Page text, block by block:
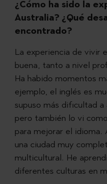
¿Cómo ha sido la
Australia? ¿Qué
encontrado?
La experiencia de vivir
buena, tanto a nivel
Ha habido momentos
ejemplo, el inglés es
supuso más dificultad
pero también lo vi
para mejorar el idioma.
una ciudad muy
multicultural. He
diferentes culturas en